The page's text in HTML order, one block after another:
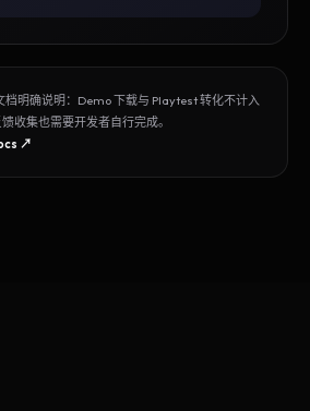
明确说明：Demo 下载与 Playtest 转化不计入
收集也需要开发者自行完成。
↗